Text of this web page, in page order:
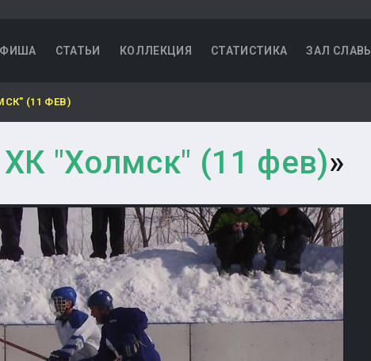
СТАТЬИ КОЛЛЕКЦИЯ СТАТИСТИКА ЗАЛ СЛАВЫ
(11 ФЕВ)
ХК "Холмск" (11 фев)»